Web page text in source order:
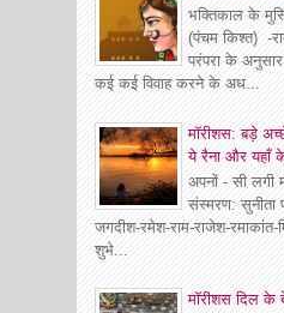
भक्तिकाल के
(पंचम किश्त) -
परंपरा के
कई कई विवाह करने के अध...
मॉरीशस: बड़े
ये रैना और यहाँ
अपनों - सी लगी
संस्मरण: सुनीता
जगदीश-रमेश-राम-राजेश-रमाकांत-
शुभे...
माॅरीशस दिल के